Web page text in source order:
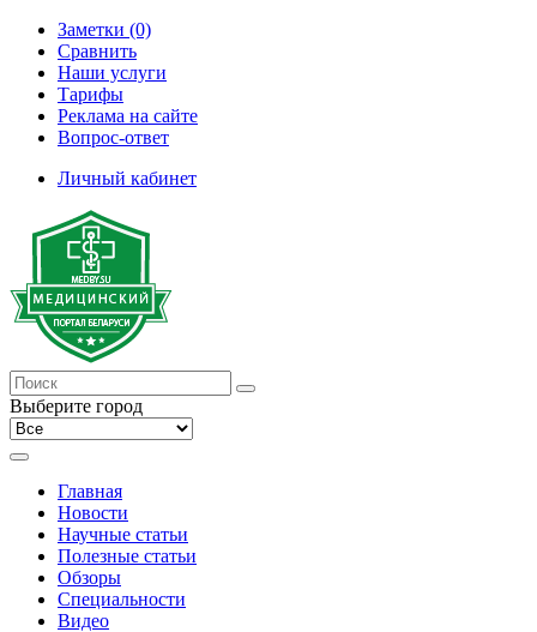
Заметки (0)
Сравнить
Наши услуги
Тарифы
Реклама на сайте
Вопрос-ответ
Личный кабинет
Выберите город
Главная
Новости
Научные статьи
Полезные статьи
Обзоры
Специальности
Видео